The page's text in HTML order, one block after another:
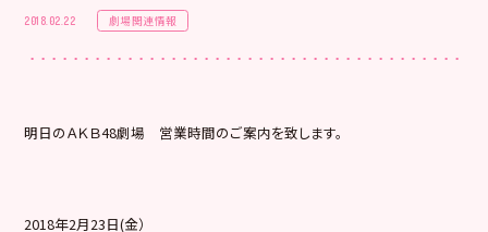
2018.02.22 劇場関連情報
明日のＡＫＢ48劇場 営業時間のご案内を致します。
2018年2月23日(金）